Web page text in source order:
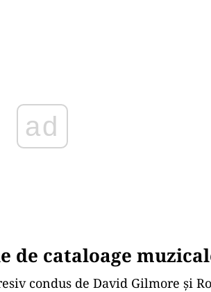
de cataloage
condus de David Gilmore şi